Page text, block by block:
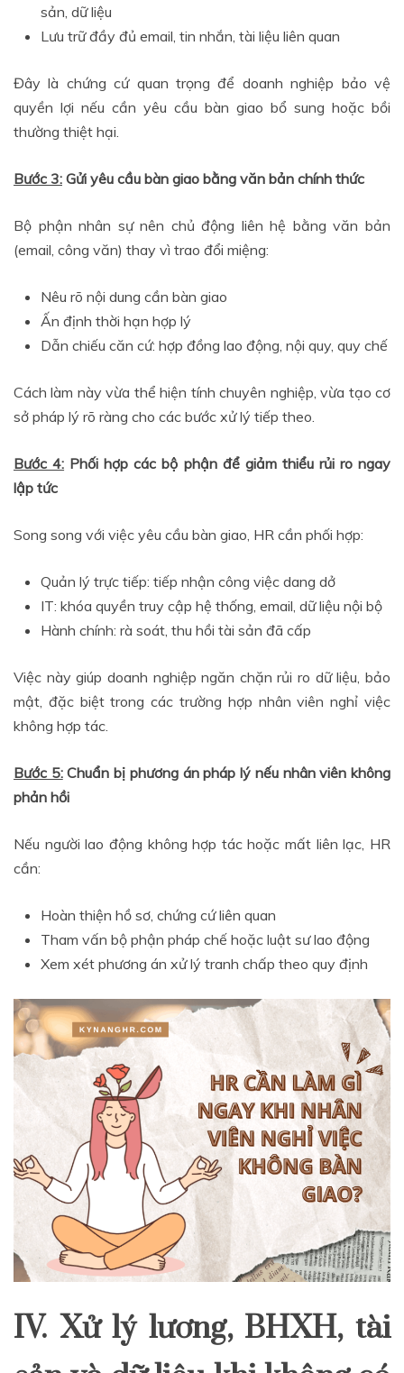
sản, dữ liệu
Lưu trữ đầy đủ email, tin nhắn, tài liệu liên quan
Đây là chứng cứ quan trọng để doanh nghiệp bảo vệ
quyền lợi nếu cần yêu cầu bàn giao bổ sung hoặc bồi
thường thiệt hại.
Bước 3: Gửi yêu cầu bàn giao bằng văn bản chính thức
Bộ phận nhân sự nên chủ động liên hệ bằng văn bản
(email, công văn) thay vì trao đổi miệng:
Nêu rõ nội dung cần bàn giao
Ấn định thời hạn hợp lý
Dẫn chiếu căn cứ: hợp đồng lao động, nội quy, quy chế
Cách làm này vừa thể hiện tính chuyên nghiệp, vừa tạo cơ
sở pháp lý rõ ràng cho các bước xử lý tiếp theo.
Bước 4: Phối hợp các bộ phận để giảm thiểu rủi ro ngay
lập tức
Song song với việc yêu cầu bàn giao, HR cần phối hợp:
Quản lý trực tiếp: tiếp nhận công việc dang dở
IT: khóa quyền truy cập hệ thống, email, dữ liệu nội bộ
Hành chính: rà soát, thu hồi tài sản đã cấp
Việc này giúp doanh nghiệp ngăn chặn rủi ro dữ liệu, bảo
mật, đặc biệt trong các trường hợp nhân viên nghỉ việc
không hợp tác.
Bước 5:Chuẩn bị phương án pháp lý nếu nhân viên không
phản hồi
Nếu người lao động không hợp tác hoặc mất liên lạc, HR
cần:
Hoàn thiện hồ sơ, chứng cứ liên quan
Tham vấn bộ phận pháp chế hoặc luật sư lao động
Xem xét phương án xử lý tranh chấp theo quy định
IV. Xử lý lương, BHXH, tài